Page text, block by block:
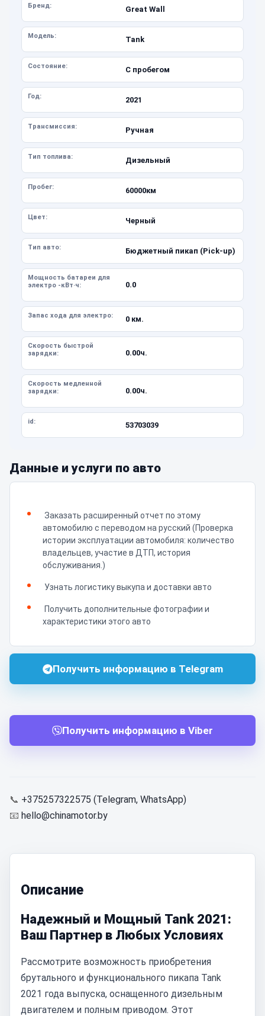
Бренд: Great Wall
Модель: Tank
Состояние: С пробегом
Год: 2021
Трансмиссия: Ручная
Тип топлива: Дизельный
Пробег: 60000км
Цвет: Черный
Тип авто: Бюджетный пикап (Pick-up)
Мощность батареи для
электро -кВт·ч:
0.0
Запас хода для электро: 0 км.
Скорость быстрой
зарядки:
0.00ч.
Скорость медленной
зарядки:
0.00ч.
id: 53703039
Данные и услуги по авто
Заказать расширенный отчет по этому
автомобилю с переводом на русский (Проверка
истории эксплуатации автомобиля: количество
владельцев, участие в ДТП, история
обслуживания.)
Узнать логистику выкупа и доставки авто
Получить дополнительные фотографии и
характеристики этого авто
Получить информацию в Telegram
Получить информацию в Viber
📞 +375257322575 (Telegram, WhatsApp)
📧 hello@chinamotor.by
Описание
Надежный и Мощный Tank 2021:
Ваш Партнер в Любых Условиях
Рассмотрите возможность приобретения
брутального и функционального пикапа Tank
2021 года выпуска, оснащенного дизельным
двигателем и полным приводом. Этот